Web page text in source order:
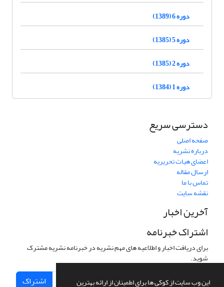
این وب سایت از کوکی ها برای اطمینان از ارائه بهترین
دوره 6 (1389)
دوره 5 (1385)
دوره 2 (1385)
دوره 1 (1384)
دسترسی سریع
صفحه اصلی
درباره نشریه
اعضای هیات تحریریه
ارسال مقاله
تماس با ما
نقشه سایت
آخرین اخبار
اشتراک خبرنامه
برای دریافت اخبار و اطلاعیه های مهم نشریه در خبرنامه نشریه مشترک
شوید.
اشتراک